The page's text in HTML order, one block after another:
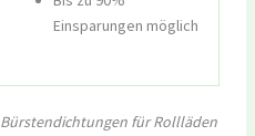
Einsparungen möglich
Bürstendichtungen für Rollläden